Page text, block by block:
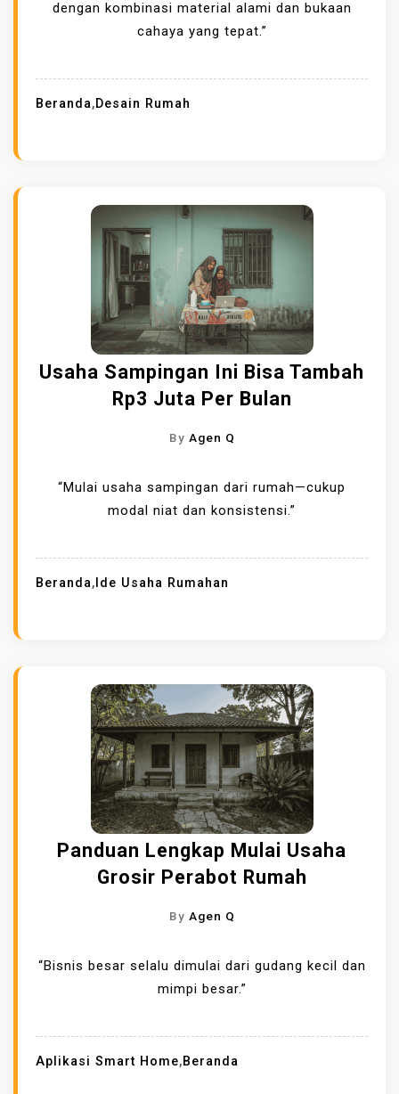
dengan kombinasi material alami dan bukaan
cahaya yang tepat.”
Beranda,Desain Rumah
Usaha Sampingan Ini Bisa Tambah
Rp3 Juta Per Bulan
By Agen Q
“Mulai usaha sampingan dari rumah—cukup
modal niat dan konsistensi.”
Beranda, Ide Usaha Rumahan
Panduan Lengkap Mulai Usaha
Grosir Perabot Rumah
By Agen Q
“Bisnis besar selalu dimulai dari gudang kecil dan
mimpi besar.”
Aplikasi Smart Home,Beranda